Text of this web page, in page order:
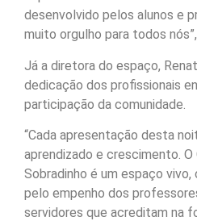
desenvolvido pelos alunos e
muito orgulho para todos
Já a diretora do espaço,
dedicação dos profissionais
participação da comunidade.
“Cada apresentação desta
aprendizado e crescimento.
Sobradinho é um espaço
pelo empenho dos
servidores que acreditam na